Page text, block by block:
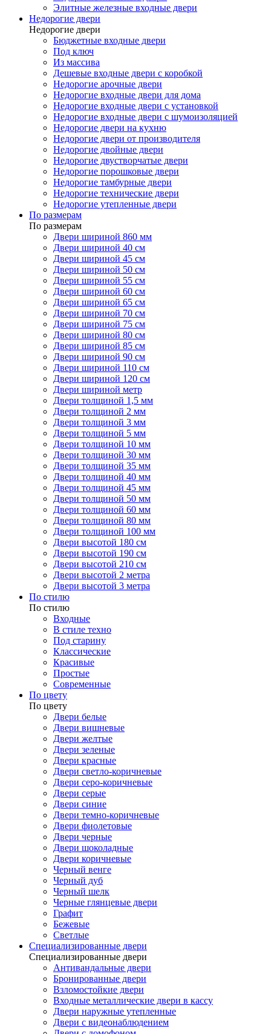
Элитные железные входные двери
Недорогие двери
Недорогие двери
Бюджетные входные двери
Под ключ
Из массива
Дешевые входные двери с коробкой
Недорогие арочные двери
Недорогие входные двери для дома
Недорогие входные двери с установкой
Недорогие входные двери с шумоизоляцией
Недорогие двери на кухню
Недорогие двери от производителя
Недорогие двойные двери
Недорогие двустворчатые двери
Недорогие порошковые двери
Недорогие тамбурные двери
Недорогие технические двери
Недорогие утепленные двери
По размерам
По размерам
Двери шириной 860 мм
Двери шириной 40 см
Двери шириной 45 см
Двери шириной 50 см
Двери шириной 55 см
Двери шириной 60 см
Двери шириной 65 см
Двери шириной 70 см
Двери шириной 75 см
Двери шириной 80 см
Двери шириной 85 см
Двери шириной 90 см
Двери шириной 110 см
Двери шириной 120 см
Двери шириной метр
Двери толщиной 1,5 мм
Двери толщиной 2 мм
Двери толщиной 3 мм
Двери толщиной 5 мм
Двери толщиной 10 мм
Двери толщиной 30 мм
Двери толщиной 35 мм
Двери толщиной 40 мм
Двери толщиной 45 мм
Двери толщиной 50 мм
Двери толщиной 60 мм
Двери толщиной 80 мм
Двери толщиной 100 мм
Двери высотой 180 см
Двери высотой 190 см
Двери высотой 210 см
Двери высотой 2 метра
Двери высотой 3 метра
По стилю
По стилю
Входные
В стиле техно
Под старину
Классические
Красивые
Простые
Современные
По цвету
По цвету
Двери белые
Двери вишневые
Двери желтые
Двери зеленые
Двери красные
Двери светло-коричневые
Двери серо-коричневые
Двери серые
Двери синие
Двери темно-коричневые
Двери фиолетовые
Двери черные
Двери шоколадные
Двери коричневые
Черный венге
Черный дуб
Черный шелк
Черные глянцевые двери
Графит
Бежевые
Светлые
Специализированные двери
Специализированные двери
Антивандальные двери
Бронированные двери
Взломостойкие двери
Входные металлические двери в кассу
Двери наружные утепленные
Двери с видеонаблюдением